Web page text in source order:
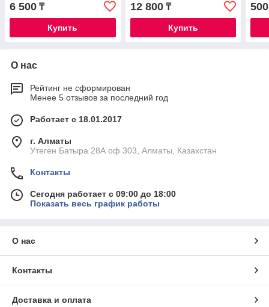
6 500 ₸
Купить
12 800₸
Купить
500
О нас
Рейтинг не сформирован
Менее 5 отзывов за последний год
Работает с 18.01.2017
г. Алматы
Утеген Батыра 28А оф 303, Алматы, Казахстан
Контакты
Сегодня работает с 09:00 до 18:00
Показать весь график работы
О нас
Контакты
Доставка и оплата